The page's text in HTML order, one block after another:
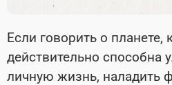
Если говорить о планете,
действительно способна
личную жизнь, наладить